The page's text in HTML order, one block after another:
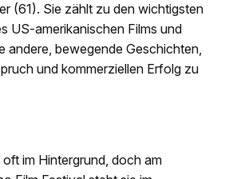
(61). Sie zählt zu den wichtigsten
US-amerikanischen Films und
andere, bewegende Geschichten,
und kommerziellen Erfolg zu
im Hintergrund, doch am